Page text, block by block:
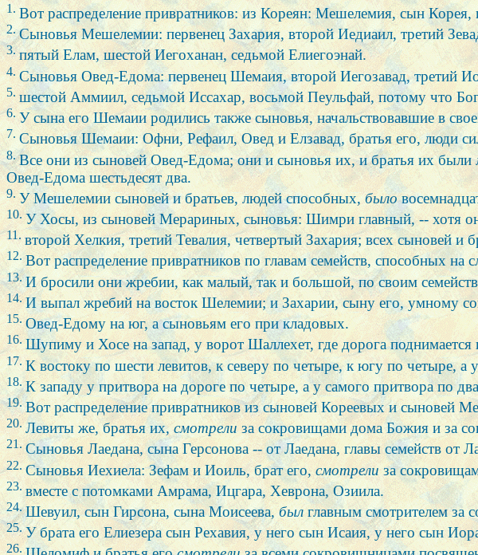
1.Вот распределение привратников: из Кореян: Мешелемия, сын
2.Сыновья Мешелемии: первенец Захария, второй Иедиаил, третий
3.пятый Елам, шестой Иегоханан, седьмой Елиегоэнай.
4.Сыновья Овед-Едома: первенец Шемаия, второй Иегозавад, третий
5. шестой Аммиил, седьмой Иссахар, восьмой Пеульфай, потому что Бог
6. У сына его Шемаии родились также сыновья, начальствовавшие в
7.Сыновья Шемаии: Офни, Рефаил, Овед и Елзавад, братья его, люди
8.Все они из сыновей Овед-Едома; они и сыновья их, и братья их
Овед-Едома шестьдесят два.
9.У Мешелемии сыновей и братьев, людей способных,было
10. У Хосы, из сыновей Мерариных, сыновья: Шимри главный, -- хотя он
11.второй Хелкия, третий Тевалия, четвертый Захария; всех сыновей и
12.Вот распределение привратников по главам семейств, способных
13.И бросили они жребии, как малый, так и большой, по своим
14.И выпал жребий на восток Шелемии; и Захарии, сыну его, умному
15. Овед-Едому на юг, а сыновьям его при кладовых.
16. Шупиму и Хосе на запад, у ворот Шаллехет, где дорога поднимается
17. К востоку по шести левитов, к северу по четыре, к югу по четыре, а
18.К западу у притвора на дороге по четыре, а у самого притвора по
19.Вот распределение привратников из сыновей Кореевых и сыновей
20.Левиты же, братья их,смотрелиза сокровищами дома Божия и за
21. Сыновья Лаедана, сына Герсонова -- от Лаедана, главы семейств от
22. Сыновья Иехиела: Зефам и Иоиль, брат его, смотрели за
23. вместе с потомками Амрама, Ицгара, Хеврона, Озиила.
24.Шевуил, сын Гирсона, сына Моисеева,былглавным смотрителем за
25.У брата его Елиезера сын Рехавия, у него сын Исаия, у него сын
26.